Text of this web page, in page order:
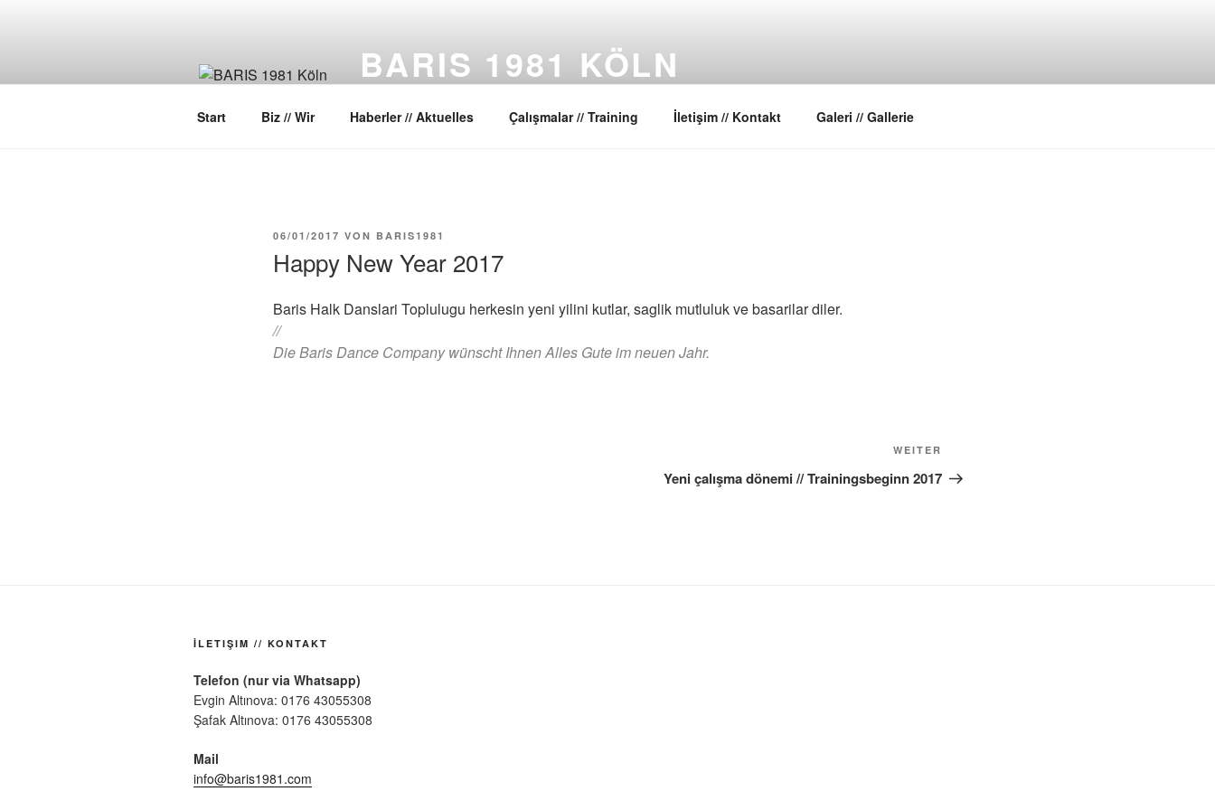
BARIS 1981 KÖLN
Start Biz // Wir Haberler // Aktuelles Çalışmalar // Training İletişim // Kontakt Galeri // Gallerie
VERÖFFENTLICHT
06/01/2017 VON BARIS1981
Happy New Year 2017
Baris Halk Danslari Toplulugu herkesin yeni yilini kutlar, saglik mutluluk ve basarilar diler.
//
Die Baris Dance Company wünscht Ihnen Alles Gute im neuen Jahr.
Beitrag
WEITER
Yeni çalışma dönemi // Trainingsbeginn 2017
İLETIŞIM // KONTAKT
Telefon (nur via Whatsapp)
Evgin Altınova: 0176 43055308
Şafak Altınova: 0176 43055308
Mail
info@baris1981.com